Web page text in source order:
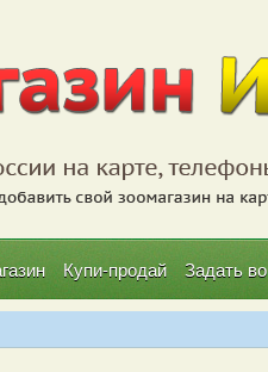
Купи-продай Задать